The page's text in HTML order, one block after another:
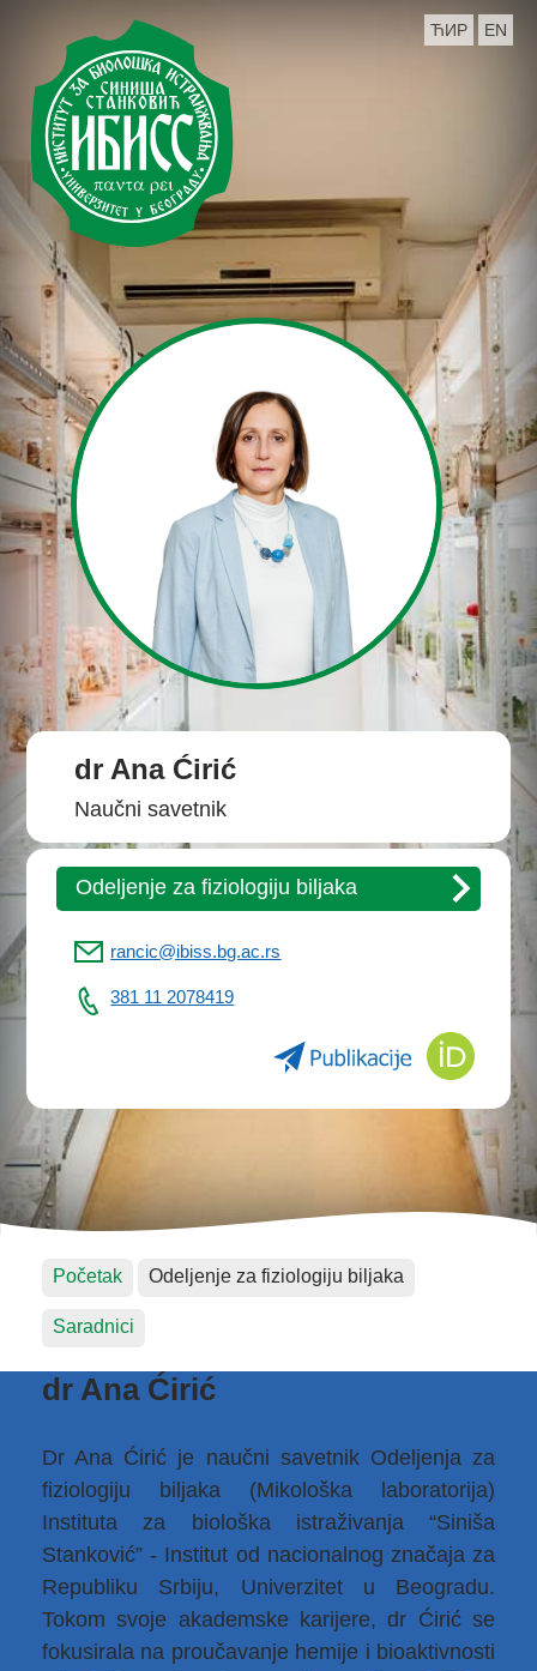
ЋИР EN
dr Ana Ćirić
Naučni savetnik
Odeljenje za fiziologiju biljaka
rancic@ibiss.bg.ac.rs
381 11 2078419
Početak Odeljenje za fiziologiju biljaka
Saradnici
dr Ana Ćirić
Dr Ana Ćirić je naučni savetnik Odeljenja za
fiziologiju biljaka (Mikološka laboratorija)
Instituta za biološka istraživanja “Siniša
Stanković” - Institut od nacionalnog značaja za
Republiku Srbiju, Univerzitet u Beogradu.
Tokom svoje akademske karijere, dr Ćirić se
fokusirala na proučavanje hemije i bioaktivnosti